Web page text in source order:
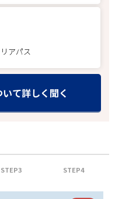
アパス
て詳しく聞く
STEP3 STEP4